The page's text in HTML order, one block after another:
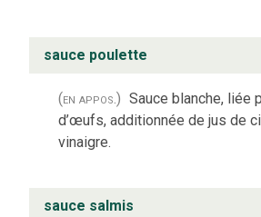
sauce poulette
(en appos.) Sauce blanche, liée
d’œufs, additionnée de jus de
vinaigre.
sauce salmis